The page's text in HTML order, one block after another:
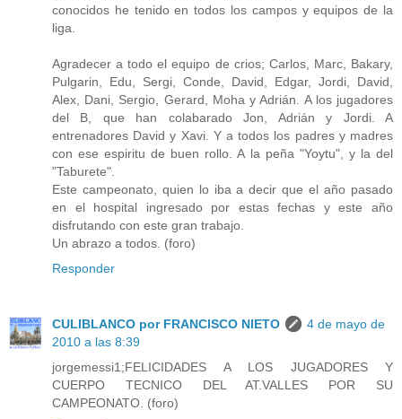
conocidos he tenido en todos los campos y equipos de la
liga.
Agradecer a todo el equipo de crios; Carlos, Marc, Bakary,
Pulgarin, Edu, Sergi, Conde, David, Edgar, Jordi, David,
Alex, Dani, Sergio, Gerard, Moha y Adrián. A los jugadores
del B, que han colabarado Jon, Adrián y Jordi. A
entrenadores David y Xavi. Y a todos los padres y madres
con ese espiritu de buen rollo. A la peña "Yoytu", y la del
"Taburete".
Este campeonato, quien lo iba a decir que el año pasado
en el hospital ingresado por estas fechas y este año
disfrutando con este gran trabajo.
Un abrazo a todos. (foro)
Responder
CULIBLANCO por FRANCISCO NIETO
4 de mayo de
2010 a las 8:39
jorgemessi1;FELICIDADES A LOS JUGADORES Y
CUERPO TECNICO DEL AT.VALLES POR SU
CAMPEONATO. (foro)